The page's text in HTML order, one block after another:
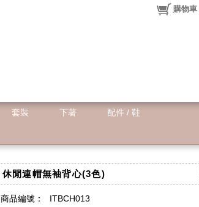
購物車
套裝 下著 配件 / 鞋
休閒連帽無袖背心(3色)
商品編號： ITBCH013